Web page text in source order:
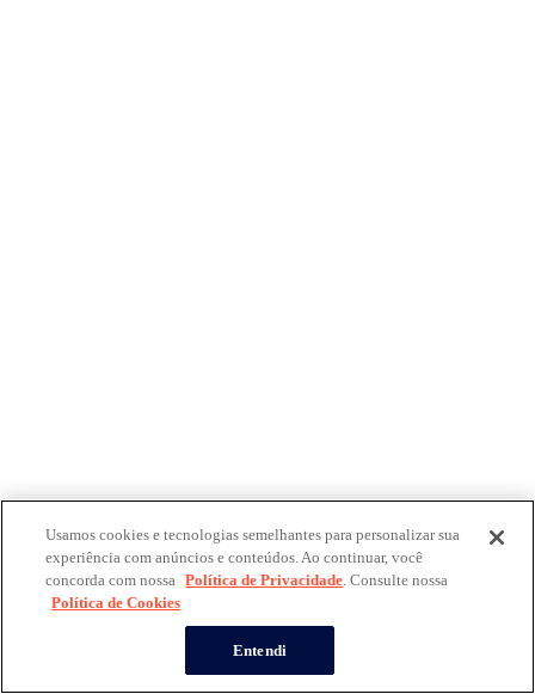
Usamos cookies e tecnologias semelhantes para personalizar sua
experiência com anúncios e conteúdos. Ao continuar, você
concorda com nossa Política de Privacidade. Consulte nossa
Política de Cookies
Entendi